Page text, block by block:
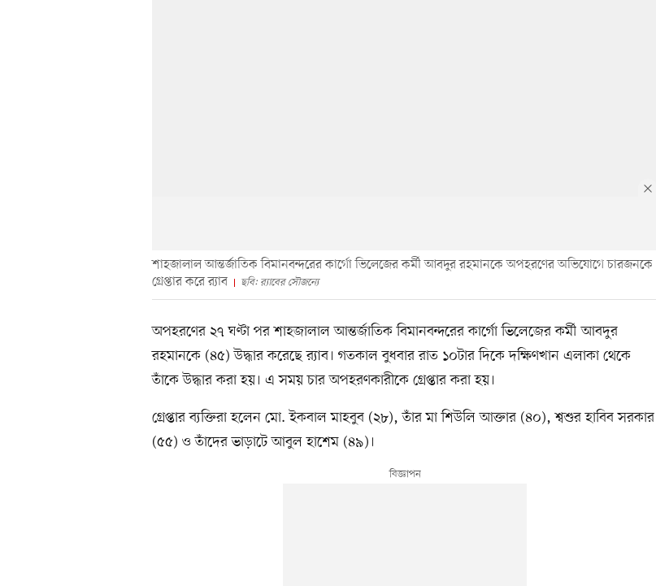
শাহজালাল আন্তর্জাতিক বিমানবন্দরের কার্গো ভিলেজের কর্মী আবদুর রহমানকে অপহরণের অভিযোগে চারজনকে
গ্রেপ্তার করে র‍্যাব
ছবি: র‍্যাবের সৌজন্যে
অপহরণের ২৭ ঘণ্টা পর শাহজালাল আন্তর্জাতিক বিমানবন্দরের কার্গো ভিলেজের কর্মী আবদুর
রহমানকে (৪৫) উদ্ধার করেছে র‍্যাব। গতকাল বুধবার রাত ১০টার দিকে দক্ষিণখান এলাকা থেকে
তাঁকে উদ্ধার করা হয়। এ সময় চার অপহরণকারীকে গ্রেপ্তার করা হয়।
গ্রেপ্তার ব্যক্তিরা হলেন মো. ইকবাল মাহবুব (২৮), তাঁর মা শিউলি আক্তার (৪০), শ্বশুর হাবিব সরকার
(৫৫) ও তাঁদের ভাড়াটে আবুল হাশেম (৪৯)।